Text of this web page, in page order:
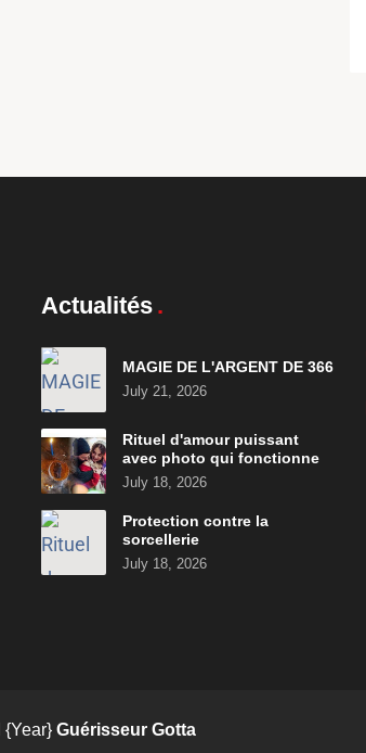
Actualités
MAGIE DE L'ARGENT DE 366
July 21, 2026
Rituel d'amour puissant
avec photo qui fonctionne
July 18, 2026
Protection contre la
sorcellerie
July 18, 2026
{Year} Guérisseur Gotta